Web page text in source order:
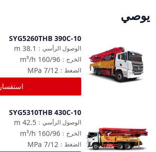
يوصي
SYG5260THB 390C-10
38.1
m الوصول الرأسي ：
160/96
m³/h الخرج ：
7/12
MPa الضغط ：
استفسار
SYG5310THB 430C-10
42.5
m الوصول الرأسي ：
160/96
m³/h الخرج ：
7/12
MPa الضغط ：